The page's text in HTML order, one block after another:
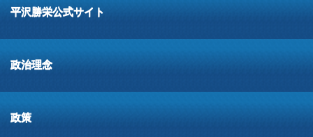
平沢勝栄公式サイト
政治理念
政策